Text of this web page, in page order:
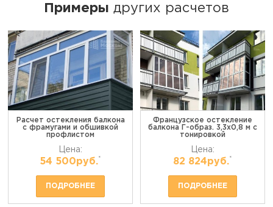
Примеры других расчетов
Расчет остекления балкона
с фрамугами и обшивкой
профлистом
Цена:
54 500руб.*
ПОДРОБНЕЕ
Французское остекление
балкона Г-образ. 3,3х0,8 м с
тонировкой
Цена:
82 824руб.*
ПОДРОБНЕЕ